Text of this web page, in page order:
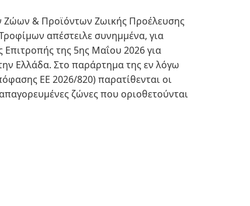
& Προϊόντων Ζωικής Προέλευσης
απέστειλε συνημμένα, για
της 5ης Μαΐου 2026 για
Ελλάδα. Στο παράρτημα της εν λόγω
ΕΕ 2026/820) παρατίθενται οι
ζώνες που οριοθετούνται